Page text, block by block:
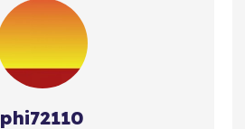
phi72110